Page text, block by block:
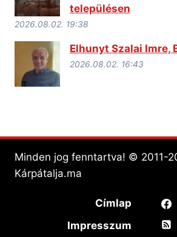
településen
2026.08.02. 19:38
Elhunyt Szalai Imre,
2026.08.02. 16:43
Minden jog fenntartva! © 2011-
Kárpátalja.ma
Címlap
Impresszum